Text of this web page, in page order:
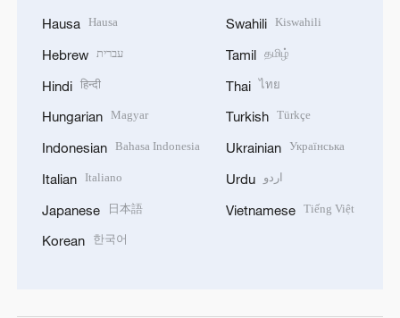
Hausa Hausa
Hebrew עברית
Hindi हिन्दी
Hungarian Magyar
Indonesian Bahasa Indonesia
Italian Italiano
Japanese 日本語
Korean 한국어
Swahili Kiswahili
Tamil தமிழ்
Thai ไทย
Turkish Türkçe
Ukrainian Українська
Urdu اردو
Vietnamese Tiếng Việt